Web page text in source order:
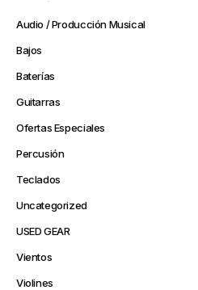
Audio / Producción Musical
Bajos
Baterías
Guitarras
Ofertas Especiales
Percusión
Teclados
Uncategorized
USED GEAR
Vientos
Violines